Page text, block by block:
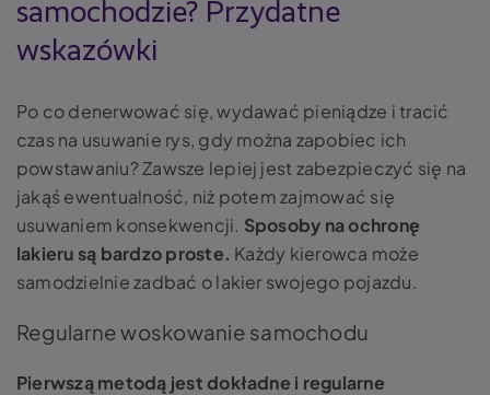
samochodzie? Przydatne
wskazówki
Po co denerwować się, wydawać pieniądze i tracić
czas na usuwanie rys, gdy można zapobiec ich
powstawaniu? Zawsze lepiej jest zabezpieczyć się na
jakąś ewentualność, niż potem zajmować się
usuwaniem konsekwencji. Sposoby na ochronę
lakieru są bardzo proste. Każdy kierowca może
samodzielnie zadbać o lakier swojego pojazdu.
Regularne woskowanie samochodu
Pierwszą metodą jest dokładne i regularne